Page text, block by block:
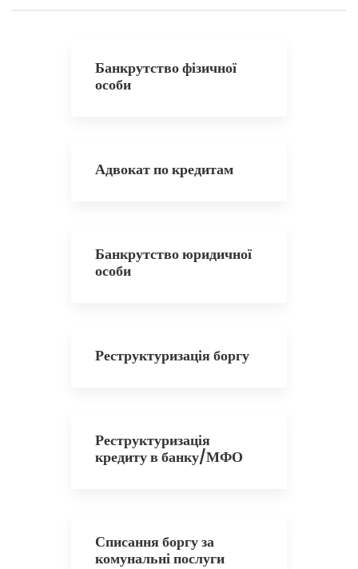
Банкрутство фізичної
особи
Адвокат по кредитам
Банкрутство юридичної
особи
Реструктуризація боргу
Реструктуризація
кредиту в банку/МФО
Списання боргу за
комунальні послуги